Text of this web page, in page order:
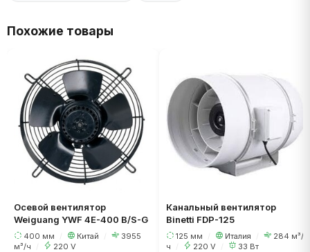
Похожие товары
Осевой вентилятор
Weiguang YWF 4E-400 B/S-G
400 мм Китай
3955
м³/ч
220 V
Канальный вентилятор
Binetti FDP-125
125 мм Италия
284 м³/
ч
220 V 33 Вт